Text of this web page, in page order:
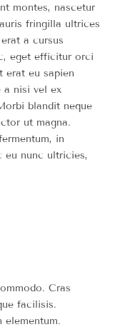
montes, nascetur
fringilla ultrices
a cursus
eget efficitur orci
erat eu sapien
a nisi vel ex
blandit neque
ut magna.
in
nunc ultricies,
Cras
facilisis.
elementum.